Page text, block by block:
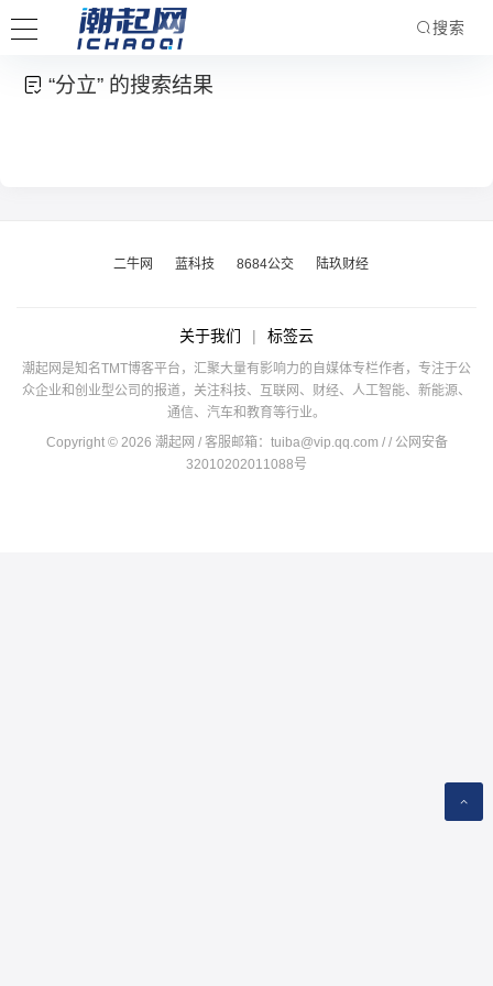
搜索
“分立” 的搜索结果
二牛网 蓝科技 8684公交 陆玖财经
关于我们 | 标签云
潮起网是知名TMT博客平台，汇聚大量有影响力的自媒体专栏作者，专注于公
众企业和创业型公司的报道，关注科技、互联网、财经、人工智能、新能源、
通信、汽车和教育等行业。
Copyright © 2026 潮起网 / 客服邮箱： tuiba@vip.qq.com / / 公网安备
32010202011088号